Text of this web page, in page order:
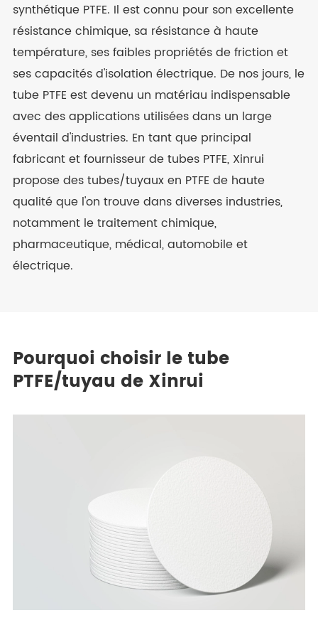
synthétique PTFE. Il est connu pour son excellente
résistance chimique, sa résistance à haute
température, ses faibles propriétés de friction et
ses capacités d'isolation électrique. De nos jours, le
tube PTFE est devenu un matériau indispensable
avec des applications utilisées dans un large
éventail d'industries. En tant que principal
fabricant et fournisseur de tubes PTFE, Xinrui
propose des tubes/tuyaux en PTFE de haute
qualité que l'on trouve dans diverses industries,
notamment le traitement chimique,
pharmaceutique, médical, automobile et
électrique.
Pourquoi choisir le tube
PTFE/tuyau de Xinrui